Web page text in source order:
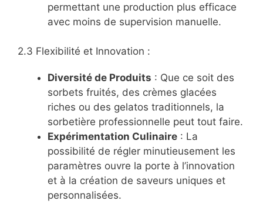
permettant une production plus efficace
avec moins de supervision manuelle.
2.3 Flexibilité et Innovation :
Diversité de Produits : Que ce soit des
sorbets fruités, des crèmes glacées
riches ou des gelatos traditionnels, la
sorbetière professionnelle peut tout faire.
Expérimentation Culinaire : La
possibilité de régler minutieusement les
paramètres ouvre la porte à l’innovation
et à la création de saveurs uniques et
personnalisées.